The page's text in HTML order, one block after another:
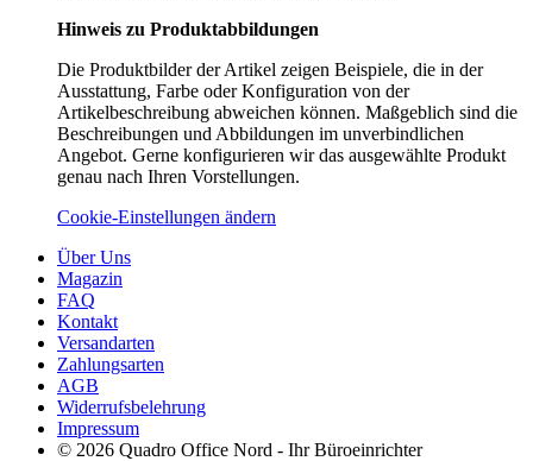
Hinweis zu Produktabbildungen
Die Produktbilder der Artikel zeigen Beispiele, die in der
Ausstattung, Farbe oder Konfiguration von der
Artikelbeschreibung abweichen können. Maßgeblich sind die
Beschreibungen und Abbildungen im unverbindlichen
Angebot. Gerne konfigurieren wir das ausgewählte Produkt
genau nach Ihren Vorstellungen.
Cookie-Einstellungen ändern
Über Uns
Magazin
FAQ
Kontakt
Versandarten
Zahlungsarten
AGB
Widerrufsbelehrung
Impressum
© 2026 Quadro Office Nord - Ihr Büroeinrichter